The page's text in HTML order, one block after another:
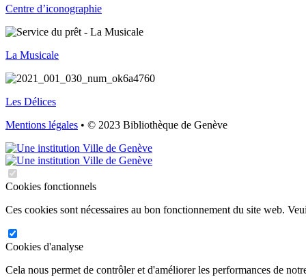
Centre d’iconographie
La Musicale
Les Délices
Mentions légales • © 2023 Bibliothèque de Genève
Cookies fonctionnels
Ces cookies sont nécessaires au bon fonctionnement du site web.
Cookies d'analyse
Cela nous permet de contrôler et d'améliorer les performances de